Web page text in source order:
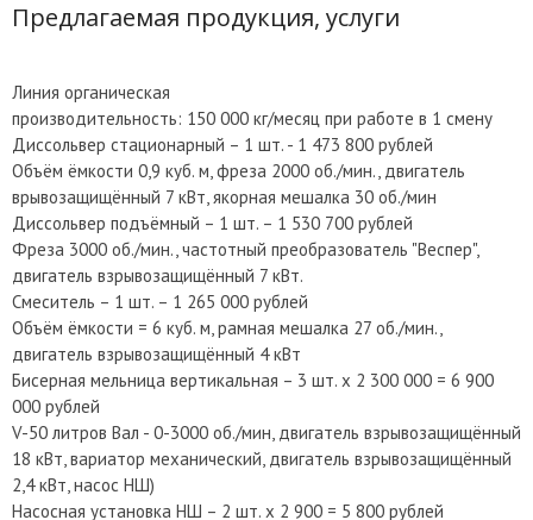
Предлагаемая продукция, услуги
Линия органическая
производительность: 150 000 кг/месяц при работе в 1 смену
Диссольвер стационарный – 1 шт. - 1 473 800 рублей
Объём ёмкости 0,9 куб. м, фреза 2000 об./мин., двигатель
врывозащищённый 7 кВт, якорная мешалка 30 об./мин
Диссольвер подъёмный – 1 шт. – 1 530 700 рублей
Фреза 3000 об./мин., частотный преобразователь "Веспер",
двигатель взрывозащищённый 7 кВт.
Смеситель – 1 шт. – 1 265 000 рублей
Объём ёмкости = 6 куб. м, рамная мешалка 27 об./мин.,
двигатель взрывозащищённый 4 кВт
Бисерная мельница вертикальная – 3 шт. х 2 300 000 = 6 900
000 рублей
V-50 литров Вал - 0-3000 об./мин, двигатель взрывозащищённый
18 кВт, вариатор механический, двигатель взрывозащищённый
2,4 кВт, насос НШ)
Насосная установка НШ – 2 шт. х 2 900 = 5 800 рублей